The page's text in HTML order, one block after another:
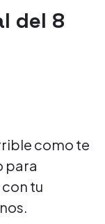
del 8
como te
para
tu